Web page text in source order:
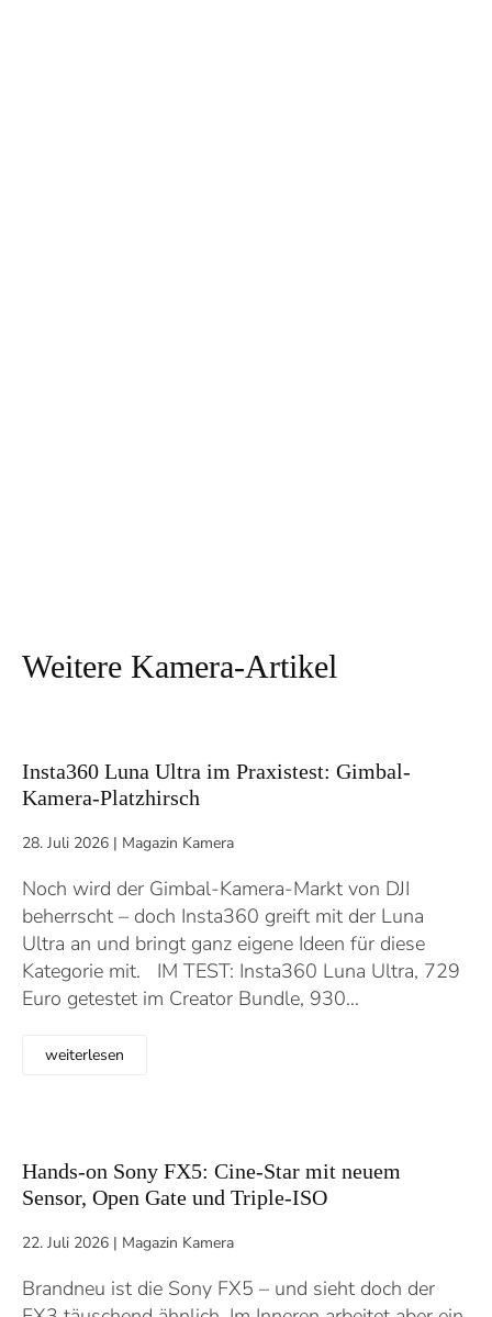
Weitere Kamera-Artikel
Insta360 Luna Ultra im Praxistest: Gimbal-
Kamera-Platzhirsch
28. Juli 2026 | Magazin Kamera
Noch wird der Gimbal-Kamera-Markt von DJI
beherrscht – doch Insta360 greift mit der Luna
Ultra an und bringt ganz eigene Ideen für diese
Kategorie mit. IM TEST: Insta360 Luna Ultra, 729
Euro getestet im Creator Bundle, 930…
weiterlesen
Hands-on Sony FX5: Cine-Star mit neuem
Sensor, Open Gate und Triple-ISO
22. Juli 2026 | Magazin Kamera
Brandneu ist die Sony FX5 – und sieht doch der